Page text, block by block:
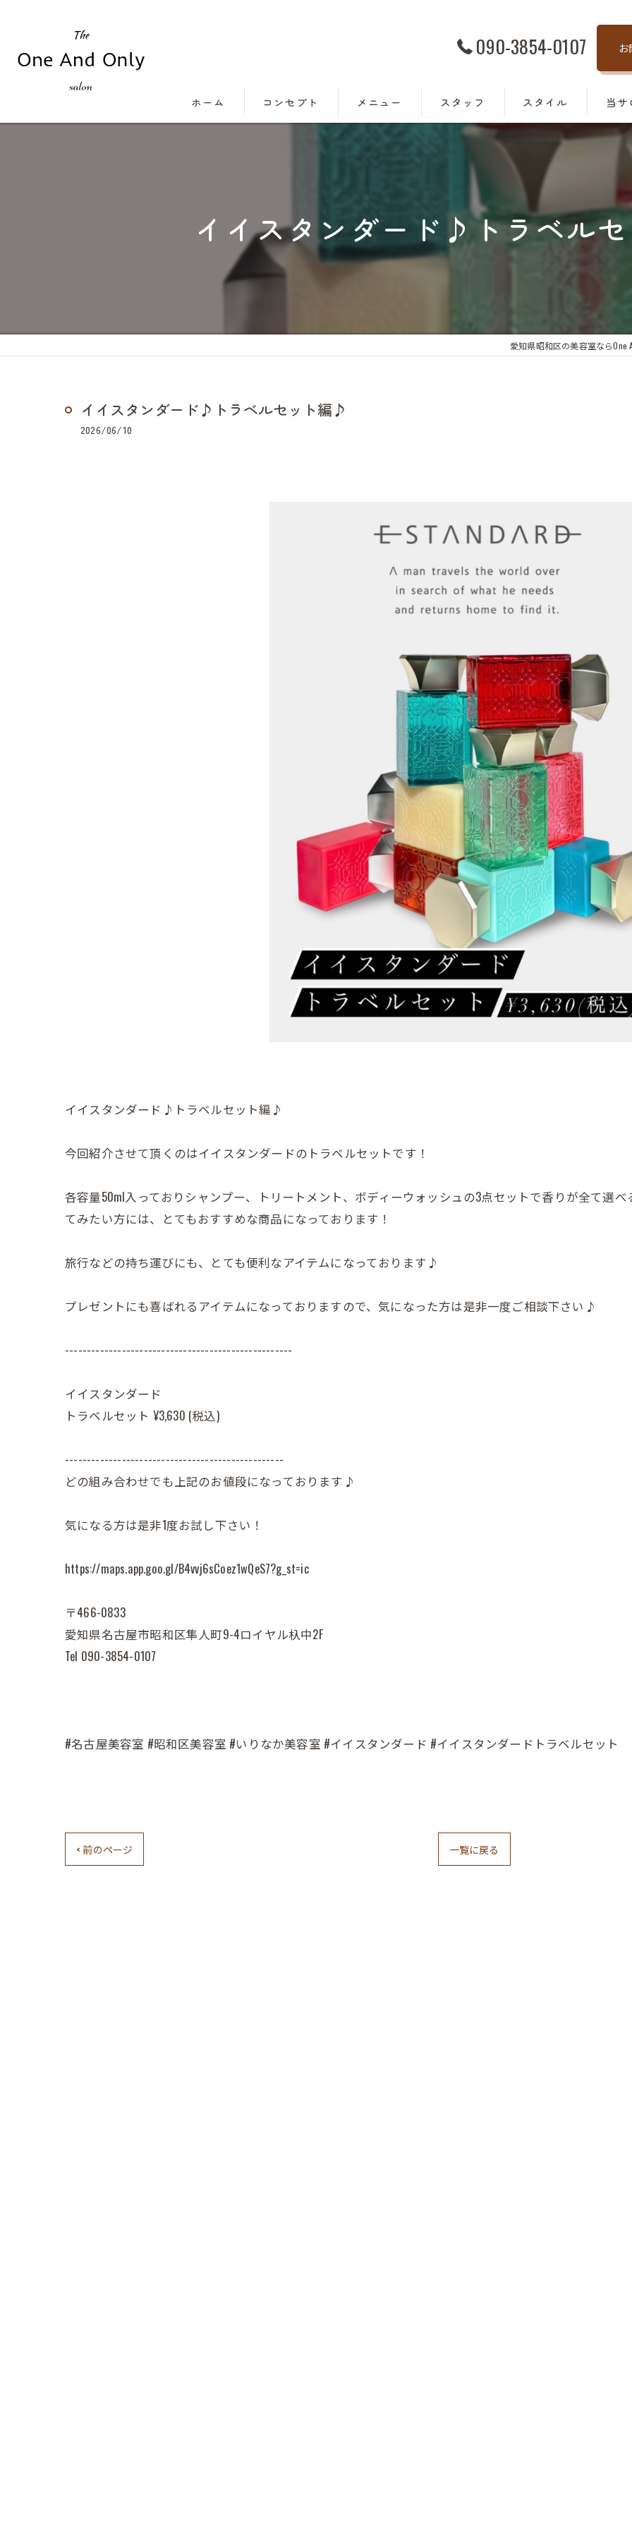
090-3854-0107
ホーム コンセプト メニュー スタッフ スタイル 当サ
髪質
トリ
カラー
イイスタンダード♪トラベル
愛知県昭和区の美容室ならOne
イイスタンダード♪トラベルセット編♪
2026/06/10
イイスタンダード♪トラベルセット編♪
今回紹介させて頂くのはイイスタンダードのトラベルセットです！
各容量50ml入っておりシャンプー、トリートメント、ボディーウォッシュの3点セットで香りが全て選
てみたい方には、とてもおすすめな商品になっております！
旅行などの持ち運びにも、とても便利なアイテムになっております♪
プレゼントにも喜ばれるアイテムになっておりますので、気になった方は是非一度ご相談下さい♪
----------------------------------------------------
イイスタンダード
トラベルセット ¥3,630 (税込)
--------------------------------------------------
どの組み合わせでも上記のお値段になっております♪
気になる方は是非1度お試し下さい！
https://maps.app.goo.gl/B4vvj6sCoez1wQeS7?g_st=ic
〒466-0833
愛知県名古屋市昭和区隼人町9-4ロイヤル杁中2F
Tel 090-3854-0107
#名古屋美容室 #昭和区美容室 #いりなか美容室 #イイスタンダード #イイスタンダードトラベルセット
< 前のページ 一覧に戻る